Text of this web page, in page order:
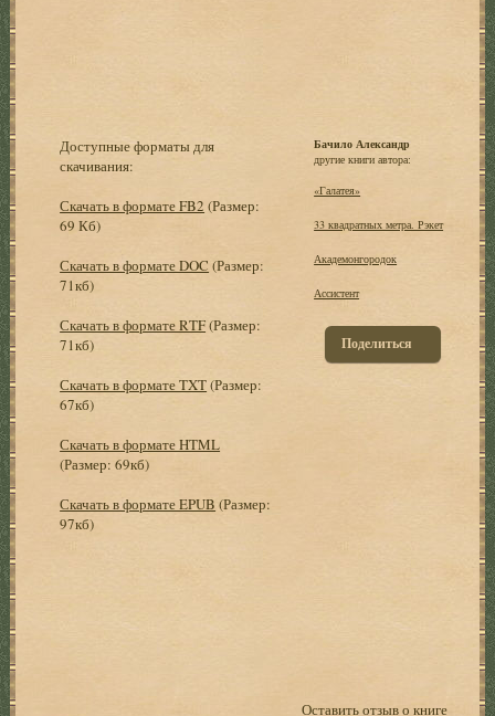
Доступные форматы для
скачивания:
Скачать в формате FB2 (Размер:
69 Кб)
Скачать в формате DOC (Размер:
71кб)
Скачать в формате RTF(Размер:
71кб)
Скачать в формате TXT(Размер:
67кб)
Скачать в формате HTML
(Размер: 69кб)
Скачать в формате EPUB (Размер:
97кб)
Бачило Александр
другие книги автора:
«Галатея»
33 квадратных метра. Рэкет
Академонгородок
Ассистент
Поделиться
Оставить отзыв о книге